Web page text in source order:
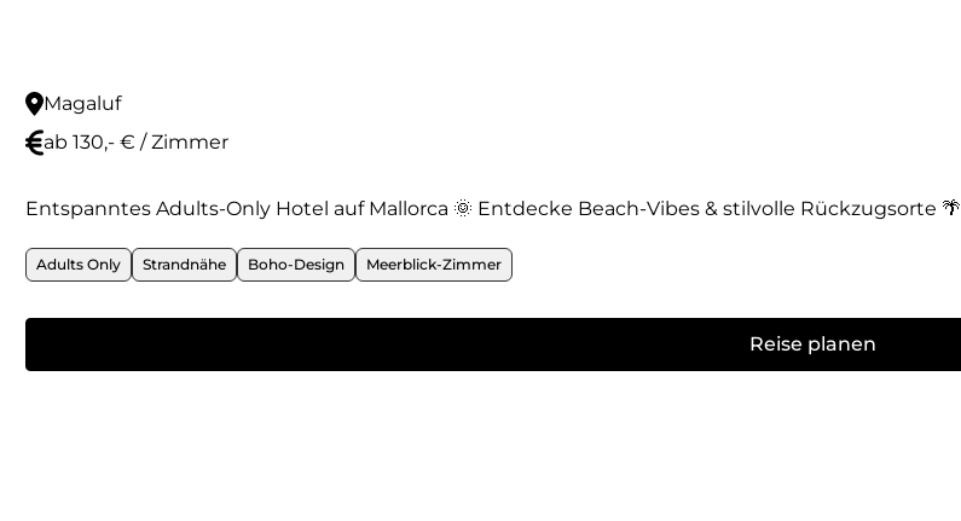
Magaluf
ab 130,- € / Zimmer
Entspanntes Adults-Only Hotel auf Mallorca 🌞 Entdecke Beach-Vibes & stilvolle Rückzugsorte 🌴
Adults Only Strandnähe Boho-Design Meerblick-Zimmer
Reise planen